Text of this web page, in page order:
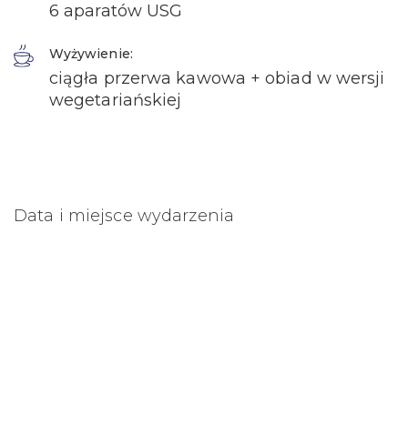
6 aparatów USG
Wyżywienie:
ciągła przerwa kawowa + obiad w wersji
wegetariańskiej
Data i miejsce wydarzenia